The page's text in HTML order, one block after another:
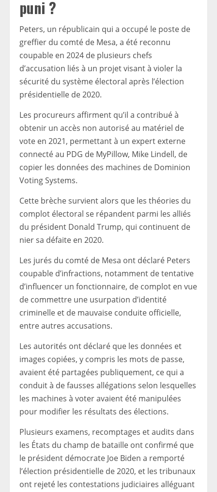
puni ?
Peters, un républicain qui a occupé le poste de
greffier du comté de Mesa, a été reconnu
coupable en 2024 de plusieurs chefs
d’accusation liés à un projet visant à violer la
sécurité du système électoral après l’élection
présidentielle de 2020.
Les procureurs affirment qu’il a contribué à
obtenir un accès non autorisé au matériel de
vote en 2021, permettant à un expert externe
connecté au PDG de MyPillow, Mike Lindell, de
copier les données des machines de Dominion
Voting Systems.
Cette brèche survient alors que les théories du
complot électoral se répandent parmi les alliés
du président Donald Trump, qui continuent de
nier sa défaite en 2020.
Les jurés du comté de Mesa ont déclaré Peters
coupable d’infractions, notamment de tentative
d’influencer un fonctionnaire, de complot en vue
de commettre une usurpation d’identité
criminelle et de mauvaise conduite officielle,
entre autres accusations.
Les autorités ont déclaré que les données et
images copiées, y compris les mots de passe,
avaient été partagées publiquement, ce qui a
conduit à de fausses allégations selon lesquelles
les machines à voter avaient été manipulées
pour modifier les résultats des élections.
Plusieurs examens, recomptages et audits dans
les États du champ de bataille ont confirmé que
le président démocrate Joe Biden a remporté
l’élection présidentielle de 2020, et les tribunaux
ont rejeté les contestations judiciaires alléguant